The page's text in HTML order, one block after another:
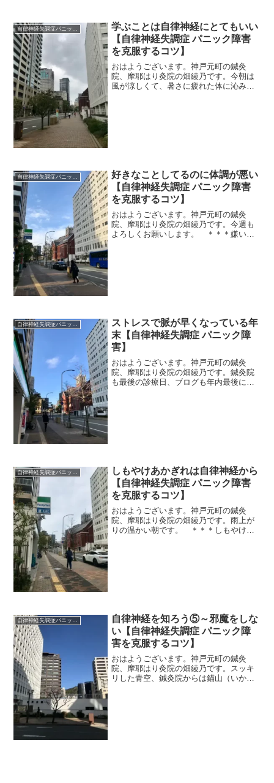
学ぶことは自律神経にとてもいい
【自律神経失調症 パニック障害
を克服するコツ】
おはようございます。神戸元町の鍼灸
院、摩耶はり灸院の畑綾乃です。今朝は
風が涼しくて、暑さに疲れた体に沁みま
好きなことしてるのに体調が悪い
【自律神経失調症 パニック障害
を克服するコツ】
おはようございます。神戸元町の鍼灸
院、摩耶はり灸院の畑綾乃です。今週も
よろしくお願いします。 ＊＊＊嫌いな
自律神経失調症パニック障害
ストレスで脈が早くなっている年
末【自律神経失調症 パニック障
害】
おはようございます。神戸元町の鍼灸
院、摩耶はり灸院の畑綾乃です。鍼灸院
も最後の診療日、ブログも年内最後にな
自律神経失調症パニック障害
しもやけあかぎれは自律神経から
【自律神経失調症 パニック障害
を克服するコツ】
おはようございます。神戸元町の鍼灸
院、摩耶はり灸院の畑綾乃です。雨上が
りの温かい朝です。 ＊＊＊しもやけや
自律神経失調症パニック障害
自律神経を知ろう⑤～邪魔をしな
い【自律神経失調症 パニック障
害を克服するコツ】
おはようございます。神戸元町の鍼灸
院、摩耶はり灸院の畑綾乃です。スッキ
リした青空、鍼灸院からは錨山（いかり